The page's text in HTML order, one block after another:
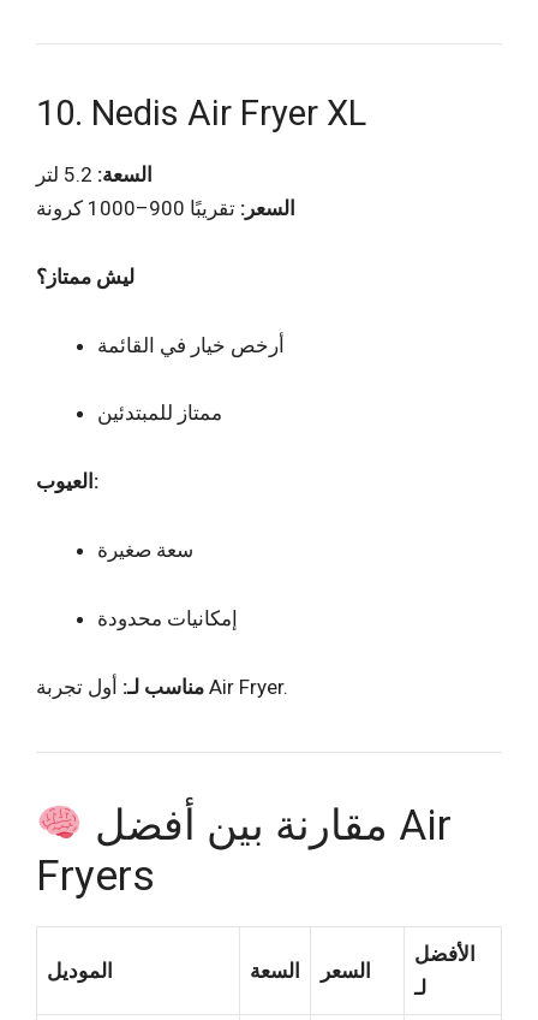
10. Nedis Air Fryer XL
السعة:
السعر: تقريبًا 900–1000 كرونة
ليش ممتاز؟
أرخص خيار في القائمة
ممتاز للمبتدئين
العيوب:
سعة صغيرة
إمكانيات محدودة
مناسب لـ: أول تجربة Air Fryer.
Fryers
الموديل السعة السعر
الأفضل
لـ